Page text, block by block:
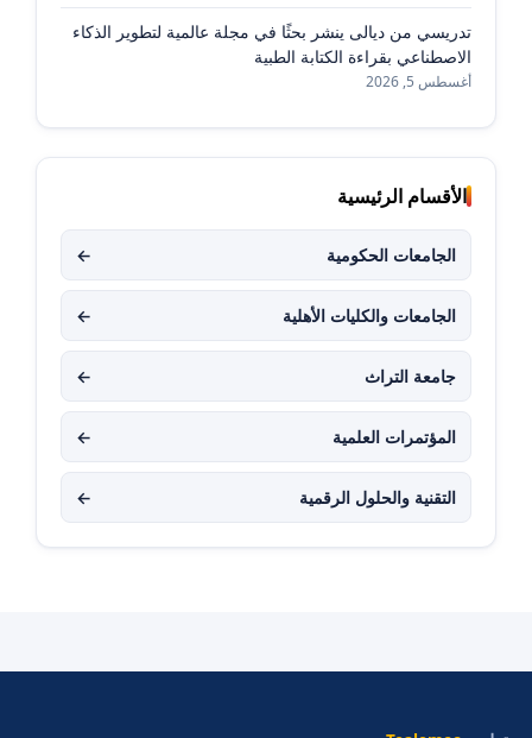
تدريسي من ديالى ينشر بحثًا في مجلة عالمية لتطوير الذكاء
الاصطناعي بقراءة الكتابة الطبية
أغسطس 5, 2026
الأقسام الرئيسية
الجامعات الحكومية ←
الجامعات والكليات الأهلية ←
جامعة التراث ←
المؤتمرات العلمية ←
التقنية والحلول الرقمية ←